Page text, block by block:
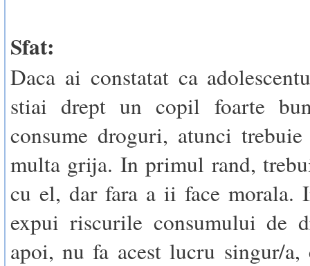
Sfat:
Daca ai constatat ca
stiai drept un copil foarte
consume droguri, atunci
multa grija. In primul rand,
cu el, dar fara a ii face morala.
expui riscurile consumului de
apoi, nu fa acest lucru singur/a,